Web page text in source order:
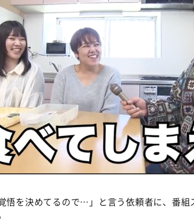
悟を決めてるので…」と言う依頼者に、番